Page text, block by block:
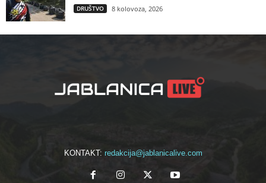
DRUŠTVO 8 kolovoza, 2026
KONTAKT: redakcija@jablanicalive.com